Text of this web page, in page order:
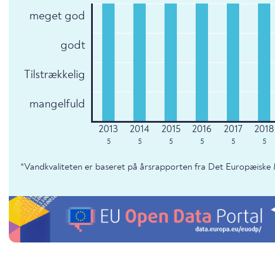
meget god
godt
Tilstrækkelig
mangelfuld
5 5 5 5 5 5
*Vandkvaliteten er baseret på årsrapporten fra Det Europæiske